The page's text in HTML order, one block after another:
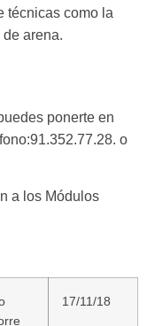
técnicas como la
arena.
ponerte en
o
a los Módulos
17/11/18